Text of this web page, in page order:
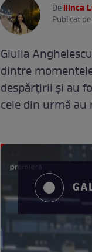
DeIlinca
Publicat
Giulia
dintre
despărțirii și au
cele din urmă au